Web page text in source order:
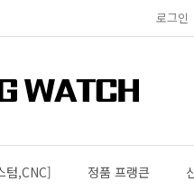
로그인
텀,CNC] 정품 프랭큰